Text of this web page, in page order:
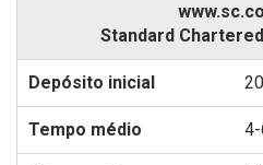
Standard